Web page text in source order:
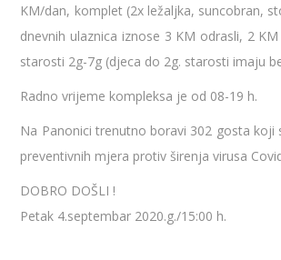
KM/dan, komplet (2x ležaljka, suncobran,
dnevnih ulaznica iznose 3 KM odrasli, 2
starosti 2g-7g (djeca do 2g. starosti imaju
Radno vrijeme kompleksa je od 08-19 h.
Na Panonici trenutno boravi 302 gosta koji
preventivnih mjera protiv širenja virusa
DOBRO DOŠLI !
Petak 4.septembar 2020.g./15:00 h.